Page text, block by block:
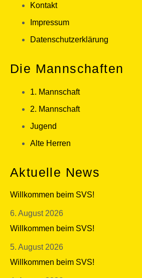
Kontakt
Impressum
Datenschutzerklärung
Die Mannschaften
1. Mannschaft
2. Mannschaft
Jugend
Alte Herren
Aktuelle News
Willkommen beim SVS!
6. August 2026
Willkommen beim SVS!
5. August 2026
Willkommen beim SVS!